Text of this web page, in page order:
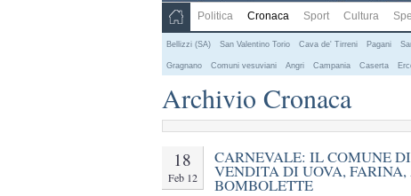
Politica Cronaca Sport Cultura
Bellizzi (SA) San Valentino Torio Cava de' Tirreni Pagani
Gragnano Comuni vesuviani Angri Campania Caserta
Archivio Cronaca
18
Feb 12
CARNEVALE: IL COMUNE
VENDITA DI UOVA,
BOMBOLETTE